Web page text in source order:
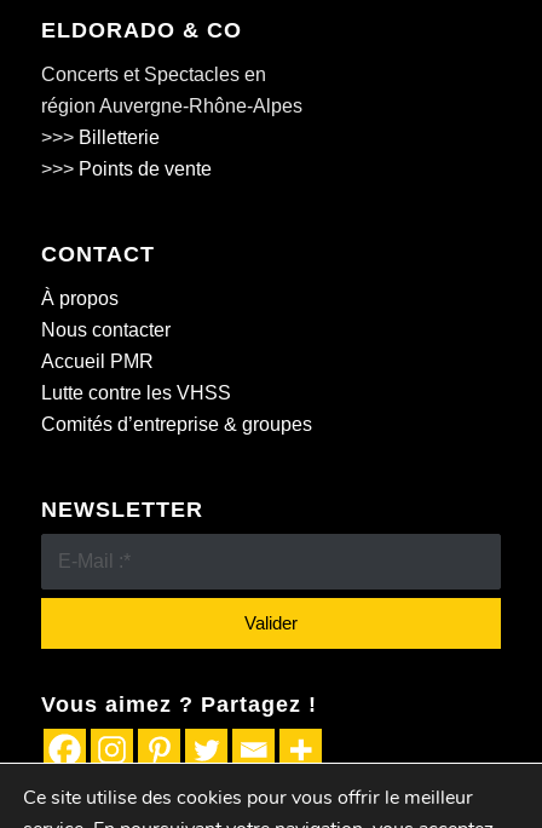
ELDORADO & CO
Concerts et Spectacles en
région Auvergne-Rhône-Alpes
>>> Billetterie
>>> Points de vente
CONTACT
À propos
Nous contacter
Accueil PMR
Lutte contre les VHSS
Comités d’entreprise & groupes
NEWSLETTER
Vous aimez ? Partagez !
Ce site utilise des cookies pour vous offrir le meilleur